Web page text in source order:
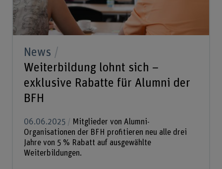
News
Weiterbildung lohnt sich –
exklusive Rabatte für Alumni der
BFH
06.06.2025
Mitglieder von Alumni-
Organisationen der BFH profitieren neu alle drei
Jahre von 5 % Rabatt auf ausgewählte
Weiterbildungen.